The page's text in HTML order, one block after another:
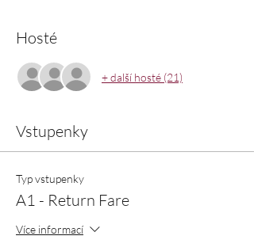
Hosté
+ další hosté (21)
Vstupenky
Typ vstupenky
A1 - Return Fare
Více informací